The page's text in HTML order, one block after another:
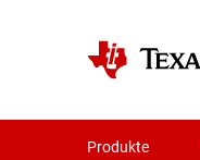
Produkte